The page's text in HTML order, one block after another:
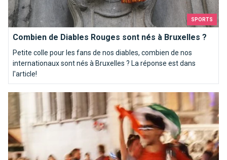
SPORTS
Combien de Diables Rouges sont nés à Bruxelles ?
Petite colle pour les fans de nos diables, combien de nos
internationaux sont nés à Bruxelles ? La réponse est dans
l'article!
Belgique - Italie. Où le regarder ?